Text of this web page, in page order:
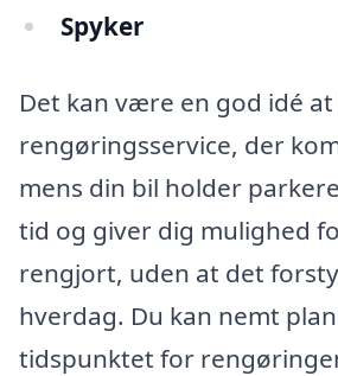
Spyker
Det kan være en god idé
rengøringsservice, der
mens din bil holder
tid og giver dig mulighed
rengjort, uden at det
hverdag. Du kan nemt
tidspunktet for